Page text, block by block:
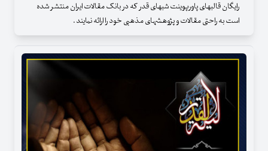
رایگان قالبهای پاورپوینت شبهای قدر که در بانک مقالات ایران منتشر شده
است به راحتی مقالات و پژوهشهای مذهبی خود را ارائه نمایند .